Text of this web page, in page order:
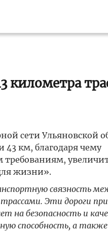
километра
сети Ульяновской
43 км, благодаря чему
жизни».
связность
Эти дороги
на безопасность и
способность, а